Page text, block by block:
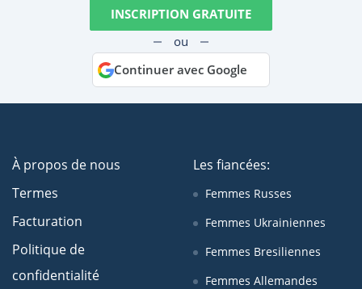
INSCRIPTION GRATUITE
ou
Continuer avec Google
À propos de nous
Termes
Facturation
Politique de
confidentialité
Les fiancées:
Femmes Russes
Femmes Ukrainiennes
Femmes Bresiliennes
Femmes Allemandes